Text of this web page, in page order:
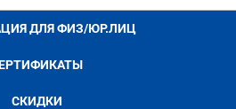
ДЛЯ ФИЗ/ЮР.ЛИЦ
СКИДКИ